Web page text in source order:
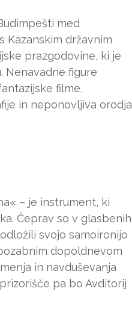
med
Kazanskim državnim
prazgodovine, ki je
Nenavadne figure
filme,
in neponovljiva orodja
– je instrument, ki
Čeprav so v glasbenih
svojo samoironijo
dopoldnevom
in navduševanja
pa bo Avditorij